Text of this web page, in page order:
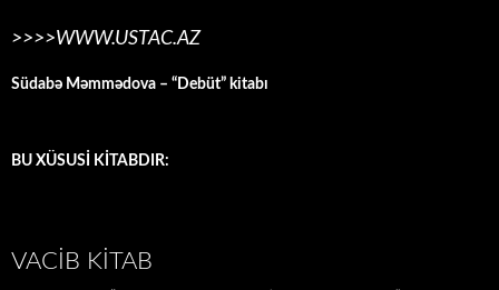
>>>>WWW.USTAC.AZ
Südabə Məmmədova – “Debüt” kitabı
BU XÜSUSİ KİTABDIR:
VACIB KITAB